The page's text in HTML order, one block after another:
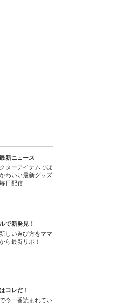
新ニュース
ターアイテムでほ
わいい最新グッズ
日配信
で新発見！
しい遊び方をママ
ら最新リポ！
コレだ！
今一番読まれてい